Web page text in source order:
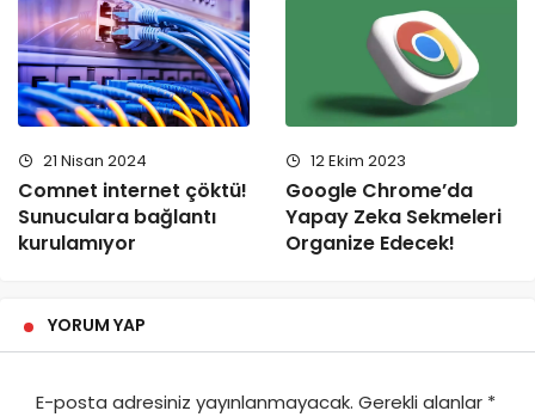
21 Nisan 2024
Comnet internet çöktü!
Sunuculara bağlantı
kurulamıyor
12 Ekim 2023
Google Chrome’da
Yapay Zeka Sekmeleri
Organize Edecek!
YORUM YAP
E-posta adresiniz yayınlanmayacak. Gerekli alanlar *